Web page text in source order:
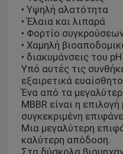
• Υψηλή αλατότητα
• Έλαια και λιπαρά
• Φορτίο
• Χαμηλή
• διακυμάνσεις του pH
Υπό αυτές τις
εξαιρετικά
Ένα από τα
MBBR είναι η
συγκεκριμένη
Μια μεγαλύτερη
καλύτερη απόδοση.